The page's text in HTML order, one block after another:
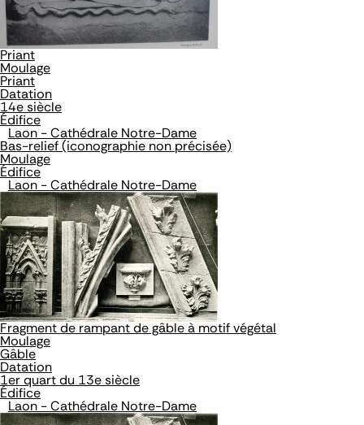
Priant
Moulage
Priant
Datation
14e siècle
Édifice
Laon - Cathédrale Notre-Dame
Bas-relief (iconographie non précisée)
Moulage
Édifice
Laon - Cathédrale Notre-Dame
Fragment de rampant de gâble à motif végétal
Moulage
Gâble
Datation
1er quart du 13e siècle
Édifice
Laon - Cathédrale Notre-Dame